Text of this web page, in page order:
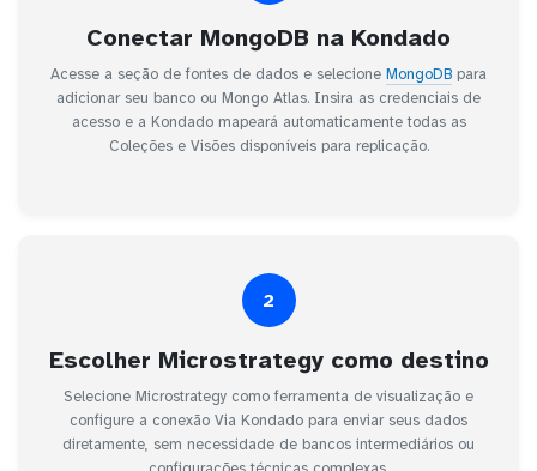
Conectar MongoDB na Kondado
Acesse a seção de fontes de dados e selecione MongoDB para
adicionar seu banco ou Mongo Atlas. Insira as credenciais de
acesso e a Kondado mapeará automaticamente todas as
Coleções e Visões disponíveis para replicação.
2
Escolher Microstrategy como destino
Selecione Microstrategy como ferramenta de visualização e
configure a conexão Via Kondado para enviar seus dados
diretamente, sem necessidade de bancos intermediários ou